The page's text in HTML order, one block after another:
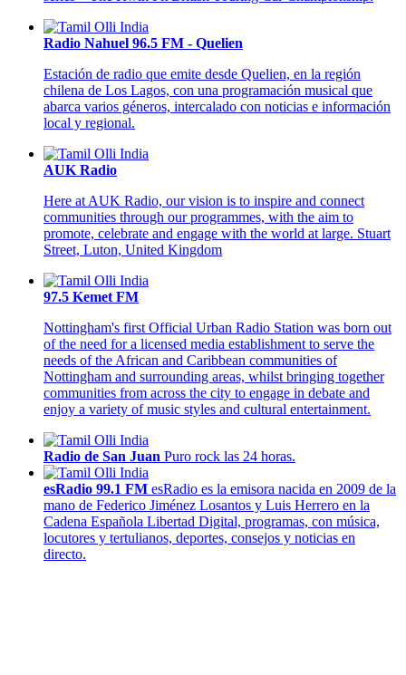
Radio Nahuel 96.5 FM - Quelien
Estación de radio que emite desde Quelien, en la región
chilena de Los Lagos, con una programación musical que
abarca varios géneros, intercalado con noticias e información
local y regional.
AUK Radio
Here at AUK Radio, our vision is to inspire and connect
communities through our programmes, with the aim to
promote, celebrate and engage with the world at large. Stuart
Street, Luton, United Kingdom
97.5 Kemet FM
Nottingham's first Official Urban Radio Station was born out
of the need for a licensed media establishment to serve the
needs of the African and Caribbean communities of
Nottingham and surrounding areas, whilst bringing together
communities from across the city to engage in debate and
enjoy a variety of music styles and cultural entertainment.
Radio de San Juan Puro rock las 24 horas.
esRadio 99.1 FM esRadio es la emisora nacida en 2009 de la
mano de Federico Jiménez Losantos y Luis Herrero en la
Cadena Española Libertad Digital, programas, con música,
locutores y tertulianos, deportes, consejos y noticias en
directo.